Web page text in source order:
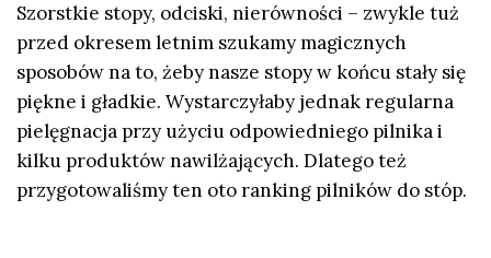
Szorstkie stopy, odciski, nierówności – zwykle tuż
przed okresem letnim szukamy magicznych
sposobów na to, żeby nasze stopy w końcu stały się
piękne i gładkie. Wystarczyłaby jednak regularna
pielęgnacja przy użyciu odpowiedniego pilnika i
kilku produktów nawilżających. Dlatego też
przygotowaliśmy ten otoranking pilników do stóp.